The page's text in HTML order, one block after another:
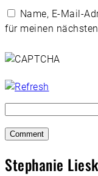
Name, E-Mail-
für meinen
Stephanie